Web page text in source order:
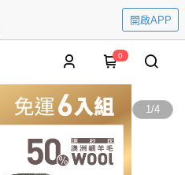
開啟APP
0
1/4